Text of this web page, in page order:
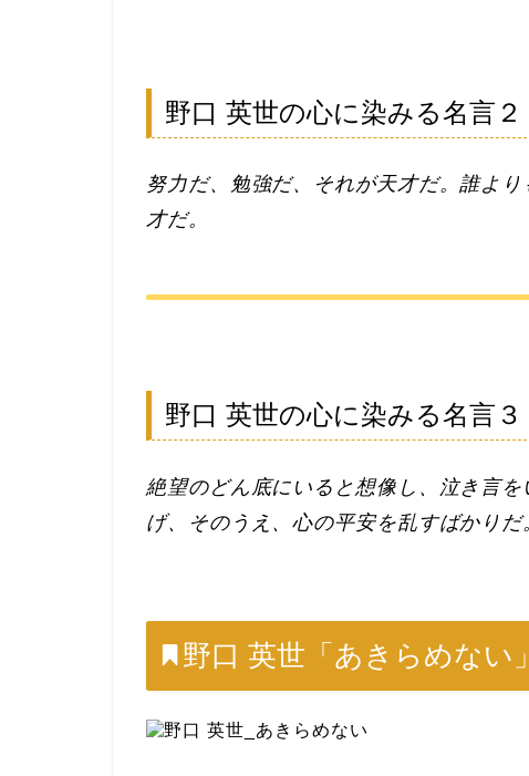
野口 英世の心に染みる名言２
努力だ、勉強だ、それが天才だ。誰よ
才だ。
野口 英世の心に染みる名言３
絶望のどん底にいると想像し、泣き言
げ、そのうえ、心の平安を乱すばかりだ
野口 英世「あきらめない